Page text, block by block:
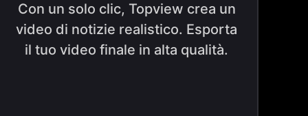
Con un solo clic, Topview crea un
video di notizie realistico. Esporta
il tuo video finale in alta qualità.